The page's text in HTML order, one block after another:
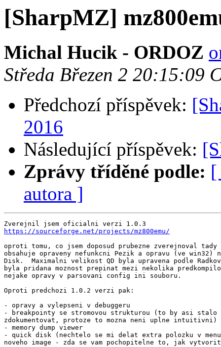
[SharpMZ]
Michal Hucik - ORDOZ
Středa Březen 2 20:15:09
Předchozí příspěvek:
2016
Následující příspěvek:
Zprávy tříděné podle: [
autora ]
https://sourceforge.net/projects/mz800emu/
oproti tomu, co jsem doposud prubezne zverejnoval
obsahuje opraveny nefunkcni Pezik a opravu (ve win32)
Disk.  Maximalni velikost QD byla upravena podle
byla pridana moznost prepinat mezi nekolika
nejake opravy v parsovani config ini souboru.
Oproti predchozi 1.0.2 verzi pak:
- opravy a vylepseni v debuggeru
- breakpointy se stromovou strukturou (to by asi
zdokumentovat, protoze to mozna neni uplne intuitivni)
- memory dump viewer
- quick disk (nechtelo se mi delat extra polozku v
noveho image - zda se vam pochopitelne to, jak vytvorit